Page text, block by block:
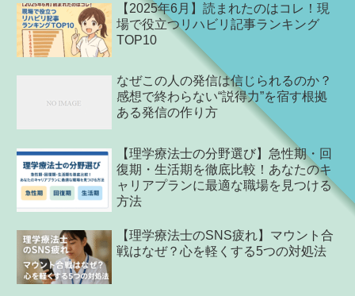
【2025年6月】読まれたのはコレ！現
場で役立つリハビリ記事ランキング
TOP10
なぜこの人の発信は信じられるのか？
感想で終わらない“説得力”を宿す根拠
ある発信の作り方
【理学療法士の分野選び】急性期・回
復期・生活期を徹底比較！あなたのキ
ャリアプランに最適な職場を見つける
方法
【理学療法士のSNS疲れ】マウント合
戦はなぜ？心を軽くする5つの対処法